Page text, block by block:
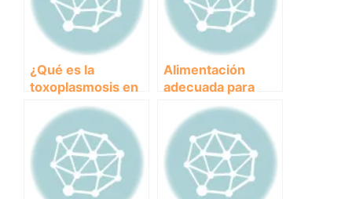
¿Qué es la
toxoplasmosis en
perros? Causas,
síntomas y
tratamiento
Alimentación
adecuada para
perros con
diarrea: Guía de
los mejores
piensos
disponibles en el
mercado